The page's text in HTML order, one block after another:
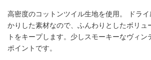
高密度のコットンツイル生地を使用。 ドラ
かりした素材なので、ふんわりとしたボリュ
トをキープします。少しスモーキーなヴィン
ポイントです。